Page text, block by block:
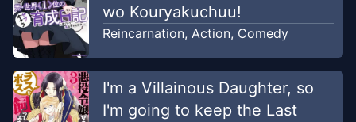
wo Kouryakuchuu!
Reincarnation, Action, Comedy
I'm a Villainous Daughter, so
I'm going to keep the Last